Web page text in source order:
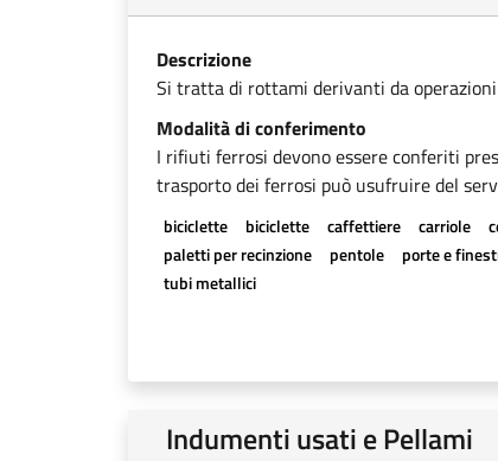
Descrizione
Si tratta di rottami derivanti da
Modalità di conferimento
I rifiuti ferrosi devono essere conferiti
trasporto dei ferrosi può usufruire del
biciclette biciclette caffettiere carriole
paletti per recinzione
pentole porte e
tubi metallici
Indumenti usati e Pellami